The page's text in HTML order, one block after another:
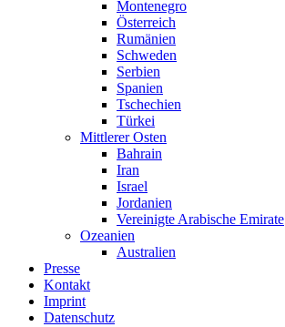
Montenegro
Österreich
Rumänien
Schweden
Serbien
Spanien
Tschechien
Türkei
Mittlerer Osten
Bahrain
Iran
Israel
Jordanien
Vereinigte Arabische Emirate
Ozeanien
Australien
Presse
Kontakt
Imprint
Datenschutz